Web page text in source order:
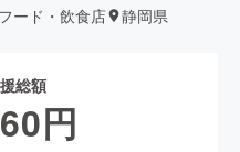
フード・飲食店 静岡県
総額
円